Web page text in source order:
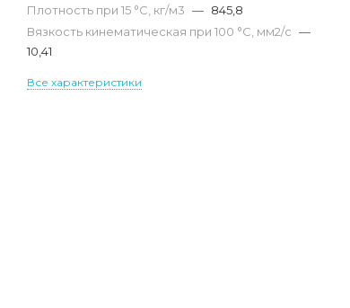
Плотность при 15 °С, кг/м3 — 845,8
Вязкость кинематическая при 100 °С, мм2/с —
10,41
Все характеристики